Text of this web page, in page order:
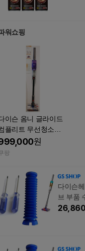
워쇼핑
이슨 옴니 글라이드
플리트 무선청소기/
치대포함 원
팡
다이슨
브 부품
26,860